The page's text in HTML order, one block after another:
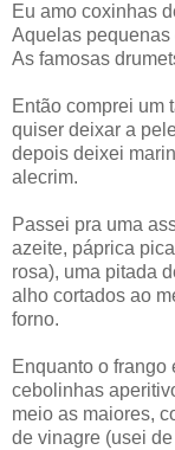
Eu amo coxinhas
Aquelas pequenas
As famosas
Então comprei um
quiser deixar a
depois deixei
alecrim.
Passei pra uma
azeite, páprica
rosa), uma pitada
alho cortados ao
forno.
Enquanto o frango
cebolinhas
meio as maiores,
de vinagre (usei